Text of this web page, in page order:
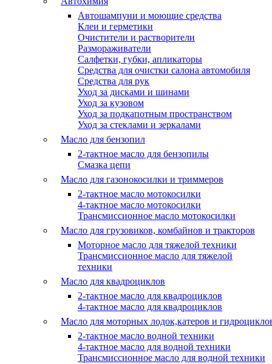
Автошампуни и моющие средства
Клеи и герметики
Очистители и растворители
Размораживатели
Салфетки, губки, апликаторы
Средства для очистки салона автомобиля
Средства для рук
Уход за дисками и шинами
Уход за кузовом
Уход за подкапотным пространством
Уход за стеклами и зеркалами
Масло для бензопил
2-тактное масло для бензопилы
Cмазка цепи
Масло для газонокосилки и триммеров
2-тактное масло мотокосилки
4-тактное масло мотокосилки
Трансмиссионное масло мотокосилки
Масло для грузовиков, комбайнов и тракторов
Моторное масло для тяжелой техники
Трансмиссионное масло для тяжелой
техники
Масло для квадроциклов
2-тактное масло для квадроциклов
4-тактное масло для квадроциклов
Масло для моторных лодок,катеров и
2-тактное масло водной техники
4-тактное масло для водной техники
Трансмиссионное масло для водной техники